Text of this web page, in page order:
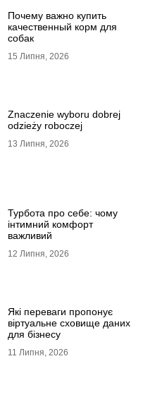
Почему важно купить
качественный корм для
собак
15 Липня, 2026
Znaczenie wyboru dobrej
odzieży roboczej
13 Липня, 2026
Турбота про себе: чому
інтимний комфорт
важливий
12 Липня, 2026
Які переваги пропонує
віртуальне сховище даних
для бізнесу
11 Липня, 2026